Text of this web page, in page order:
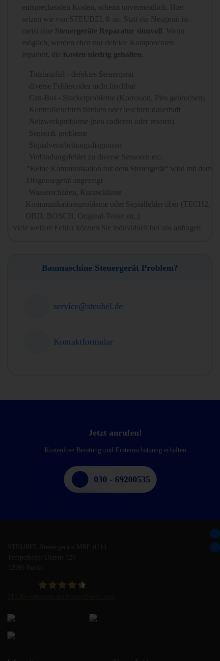
entsprechenden Kosten, scheint unvermeidlich. Hier
setzen wir von STEUBEL® an. Statt ein Neugerät ist
meist eine Steuergeräte Reparatur sinnvoll . Wenn
möglich, werden eben nur defekte Komponenten
repariert, die Kosten niedrig gehalten
Totalausfall - defektes Steuergerät
diverse Fehlercodes nicht löschbar
Can-Bus - Steckerprobleme (Korrosion, Pins gebrochen)
Kontrollleuchten blinken oder leuchten dauerhaft
Netzwerkprobleme (neu codieren oder reseten)
Sensorik-probleme
Signalverarbeitungsdiagnosen
Verbindungsfehler zu diverse Sensoren etc.
”Keine Kommunikation mit dem Steuergerät” wird mit dem
Diagnosegerät angezeigt
Wasserschäden, Kurzschlüsse
Kommunikationsprobleme oder Signalfehler über (TECH2,
OBD, BOSCH, Original-Tester etc.)
viele weitere Fehler können Sie induviduell bei uns anfragen
Baumaschine Steuergerät Problem?
service@steubel.de
Kontaktformular
Jetzt anrufen!
Kostenlose Beratung und Ersteinschätzung erhalten
030 - 69200535
STEUBEL Steuergeräte Annahme Filiale MBE 0214